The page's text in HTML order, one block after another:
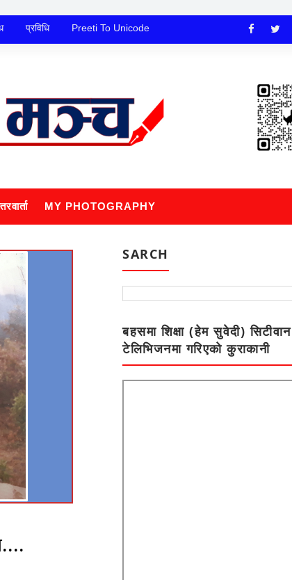
प्रविधि Preeti To Unicode
MY PHOTOGRAPHY
SARCH
बहसमा शिक्षा (हेम सुवेदी) सिटीवान
टेलिभिजनमा गरिएको कुराकानी